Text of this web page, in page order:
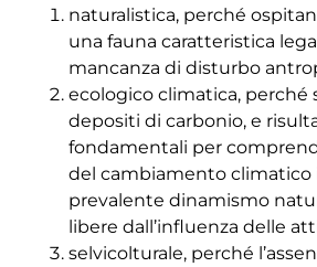
naturalistica, perché
una fauna caratteristica
mancanza di disturbo
ecologico climatica, perché
depositi di carbonio, e
fondamentali per
del cambiamento climatico
prevalente dinamismo
libere dall’influenza delle
selvicolturale, perché